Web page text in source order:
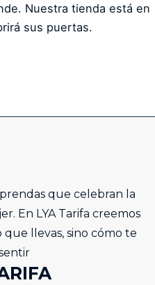
Nuestra tienda está en
sus puertas.
que celebran la
En LYA Tarifa creemos
llevas, sino cómo te